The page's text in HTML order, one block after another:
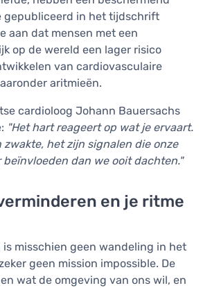
gepubliceerd in het tijdschrift
aan dat mensen met een
op de wereld een lager risico
van cardiovasculaire
aritmieën.
cardioloog Johann Bauersachs
"Het hart reageert op wat je ervaart.
zwakte, het zijn signalen die onze
beïnvloeden dan we ooit dachten."
en je ritme
is misschien geen wandeling in het
geen mission impossible. De
wat de omgeving van ons wil, en